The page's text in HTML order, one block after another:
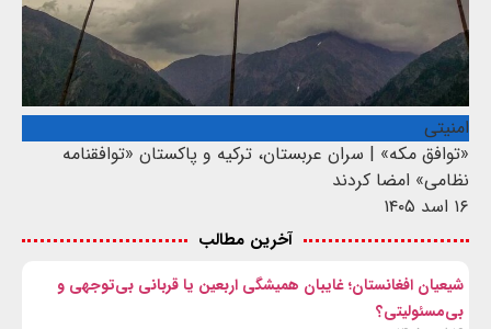
امنیتی
«توافق مکه» | سران عربستان، ترکیه و پاکستان «توافقنامه
نظامی» امضا کردند
۱۶ اسد ۱۴۰۵
آخرین مطالب
شیعیان افغانستان؛ غایبان همیشگی اربعین یا قربانی بی‌توجهی و
بی‌مسئولیتی؟